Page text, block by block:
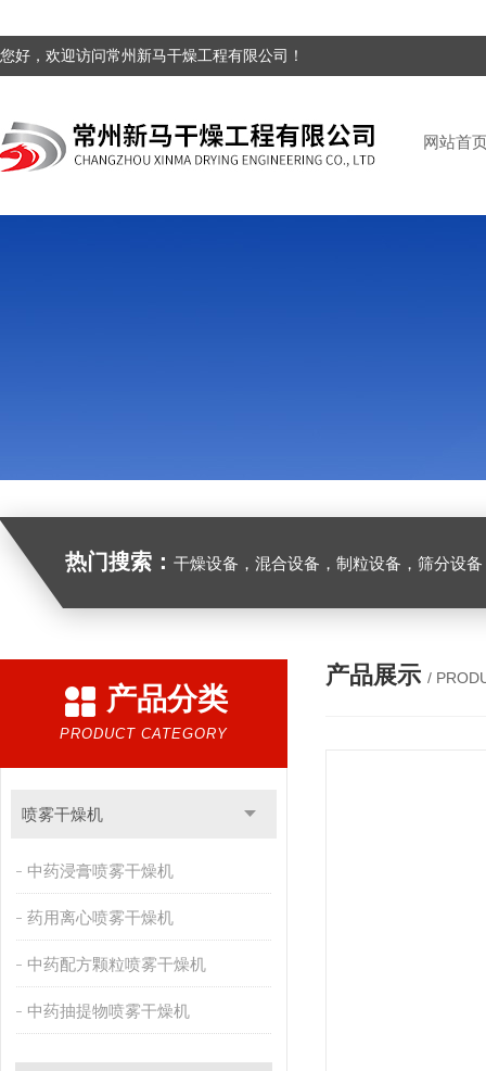
您好，欢迎访问常州新马干燥工程有限公司！
网站首
热门搜索： 干燥设备，混合设备，制粒设备，筛分设
产品分类
PRODUCT CATEGORY
喷雾干燥机
中药浸膏喷雾干燥机
药用离心喷雾干燥机
中药配方颗粒喷雾干燥机
中药抽提物喷雾干燥机
产品展示 /